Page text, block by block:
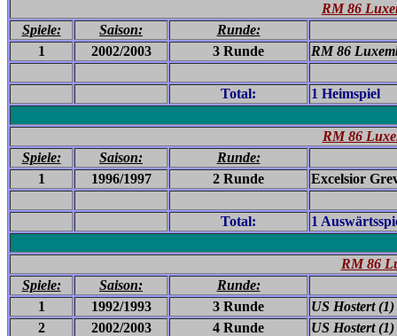
RM 86
Spiele:
Saison:
Runde:
1
2002/2003 3 Runde RM 86
Total: 1 Heimspiel
RM 86
Spiele:
Saison:
Runde:
1
1996/1997 2 Runde Excelsior
Total: 1
RM 86
Spiele:
Saison:
Runde:
1
1992/1993 3 Runde US Hostert (1)
2
2002/2003 4 Runde US Hostert (1)